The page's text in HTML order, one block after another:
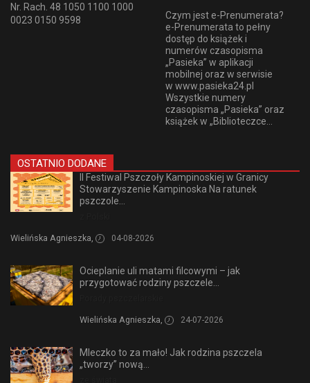
Nr. Rach. 48 1050 1100 1000
0023 0150 9598
Czym jest e-Prenumerata?
e-Prenumerata to pełny
dostęp do książek i
numerów czasopisma
„Pasieka” w aplikacji
mobilnej oraz w serwisie
w www.pasieka24.pl
Wszystkie numery
czasopisma „Pasieka” oraz
książek w „Biblioteczce...
OSTATNIO DODANE
II Festiwal Pszczoły Kampinoskiej w Granicy
Stowarzyszenie Kampinoska Na ratunek
pszczole...
Wielińska Agnieszka, 04-08-2026
Ocieplanie uli matami filcowymi – jak
przygotować rodziny pszczele...
Wielińska Agnieszka, 24-07-2026
Mleczko to za mało! Jak rodzina pszczela
„tworzy” nową...